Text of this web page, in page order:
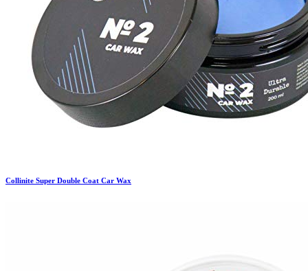
Collinite Super Double Coat Car Wax